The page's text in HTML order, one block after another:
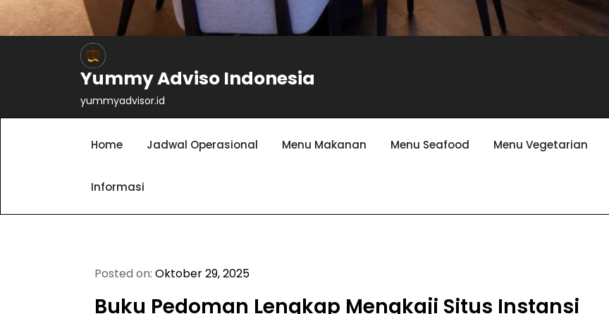
Yummy Adviso Indonesia
yummyadvisor.id
Home Jadwal Operasional Menu Makanan Menu Seafood Menu Vegetarian
Informasi
Posted on: Oktober 29, 2025
Buku Pedoman Lengkap Mengkaji Situs Instansi